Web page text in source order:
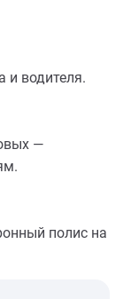
и водителя.
—
полис на